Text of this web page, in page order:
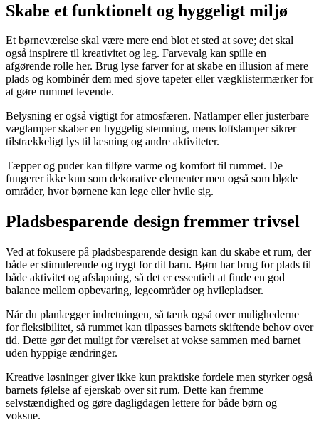
Skabe et funktionelt og hyggeligt miljø
Et børneværelse skal være mere end blot et sted at sove; det skal
også inspirere til kreativitet og leg. Farvevalg kan spille en
afgørende rolle her. Brug lyse farver for at skabe en illusion af mere
plads og kombinér dem med sjove tapeter eller vægklistermærker for
at gøre rummet levende.
Belysning er også vigtigt for atmosfæren. Natlamper eller justerbare
væglamper skaber en hyggelig stemning, mens loftslamper sikrer
tilstrækkeligt lys til læsning og andre aktiviteter.
Tæpper og puder kan tilføre varme og komfort til rummet. De
fungerer ikke kun som dekorative elementer men også som bløde
områder, hvor børnene kan lege eller hvile sig.
Pladsbesparende design fremmer trivsel
Ved at fokusere på pladsbesparende design kan du skabe et rum, der
både er stimulerende og trygt for dit barn. Børn har brug for plads til
både aktivitet og afslapning, så det er essentielt at finde en god
balance mellem opbevaring, legeområder og hvilepladser.
Når du planlægger indretningen, så tænk også over mulighederne
for fleksibilitet, så rummet kan tilpasses barnets skiftende behov over
tid. Dette gør det muligt for værelset at vokse sammen med barnet
uden hyppige ændringer.
Kreative løsninger giver ikke kun praktiske fordele men styrker også
barnets følelse af ejerskab over sit rum. Dette kan fremme
selvstændighed og gøre dagligdagen lettere for både børn og
voksne.